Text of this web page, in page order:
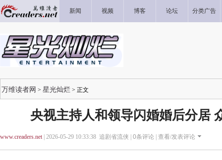
新闻 视频 博客 论坛 分类广告
万维读者网 > 星光灿烂 > 正文
央视主持人和领导闪婚婚后分居
www.creaders.net| 2026-05-29 10:33:38 追剧省流侠 | 0条评论 | 查看/发表评论